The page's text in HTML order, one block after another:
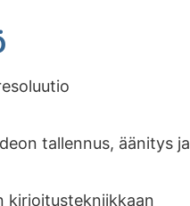
tallennus, äänitys ja
kirjoitustekniikkaan